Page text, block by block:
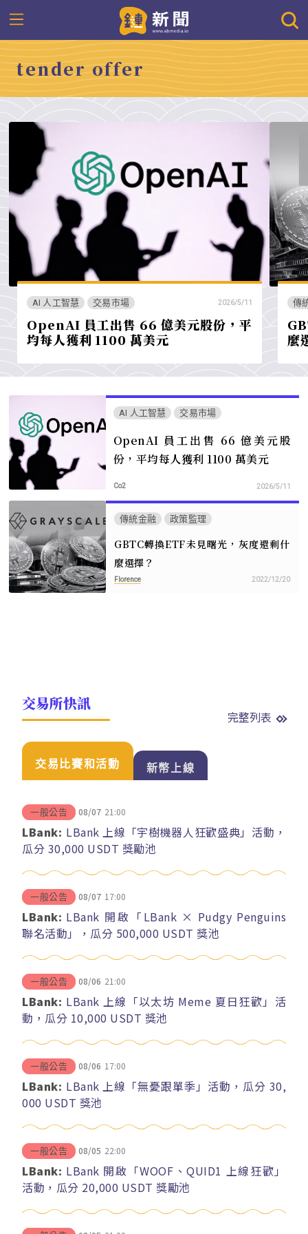
tender offer
AI 人工智慧 交易市場 2026/5/11
OpenAI 員工出售 66 億美元股份，平
均每人獲利 1100 萬美元
傳
麼
AI 人工智慧 交易市場
OpenAI 員工出售 66 億美元股
份，平均每人獲利 1100 萬美元
Co2 2026/5/11
傳統金融 政策監理
GBTC轉換ETF未見曙光，灰度還剩什
麼選擇？
Florence 2022/12/20
交易所快訊
完整列表
交易比賽和活動 新幣上線
一般公告 08/07 21:00
LBank: LBank 上線「宇樹機器人狂歡盛典」活動，
瓜分 30,000 USDT 獎勵池
一般公告 08/07 17:00
LBank: LBank 開啟「LBank × Pudgy Penguins
聯名活動」，瓜分 500,000 USDT 獎池
一般公告 08/06 21:00
LBank: LBank 上線「以太坊 Meme 夏日狂歡」活
動，瓜分 10,000 USDT 獎池
一般公告 08/06 17:00
LBank: LBank 上線「無憂跟單季」活動，瓜分 30,
000 USDT 獎池
一般公告 08/05 22:00
LBank: LBank 開啟「WOOF、QUID1 上線狂歡」
活動，瓜分 20,000 USDT 獎勵池